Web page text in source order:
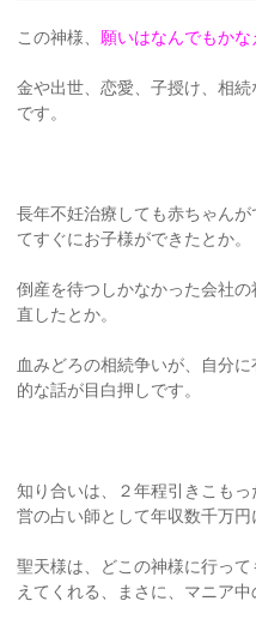
この神様、 願いはなんでもか
金や出世、恋愛、子授け、相
です。
長年不妊治療しても赤ちゃん
てすぐにお子様ができたとか。
倒産を待つしかなかった会社
直したとか。
血みどろの相続争いが、自分
的な話が目白押しです。
知り合いは、２年程引きこも
営の占い師として年収数千万円
聖天様は、どこの神様に行っ
えてくれる、まさに、マニア中